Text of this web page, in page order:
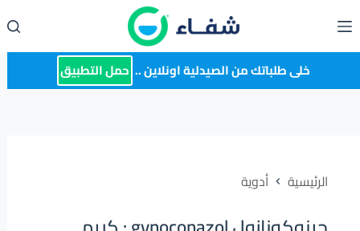
إلى
المحتوى خلى طلباتك من الصيدلية اونلاين .. حمل التطبيق
الرئيسية أدوية